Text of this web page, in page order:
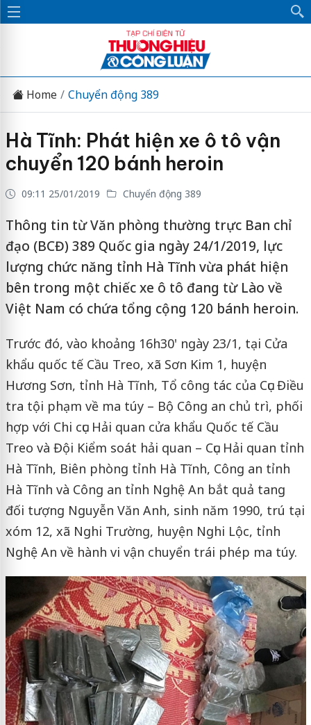
Home Chuyển động 389
Hà Tĩnh: Phát hiện xe ô tô vận
chuyển 120 bánh heroin
09:11 25/01/2019 Chuyển động 389
Thông tin từ Văn phòng thường trực Ban chỉ
đạo (BCĐ) 389 Quốc gia ngày 24/1/2019, lực
lượng chức năng tỉnh Hà Tĩnh vừa phát hiện
bên trong một chiếc xe ô tô đang từ Lào về
Việt Nam có chứa tổng cộng 120 bánh heroin.
Trước đó, vào khoảng 16h30' ngày 23/1, tại Cửa
khẩu quốc tế Cầu Treo, xã Sơn Kim 1, huyện
Hương Sơn, tỉnh Hà Tĩnh, Tổ công tác của Cục Điều
tra tội phạm về ma túy – Bộ Công an chủ trì, phối
hợp với Chi cục Hải quan cửa khẩu Quốc tế Cầu
Treo và Đội Kiểm soát hải quan – Cục Hải quan tỉnh
Hà Tĩnh, Biên phòng tỉnh Hà Tĩnh, Công an tỉnh
Hà Tĩnh và Công an tỉnh Nghệ An bắt quả tang
đối tượng Nguyễn Văn Anh, sinh năm 1990, trú tại
xóm 12, xã Nghi Trường, huyện Nghi Lộc, tỉnh
Nghệ An về hành vi vận chuyển trái phép ma túy.